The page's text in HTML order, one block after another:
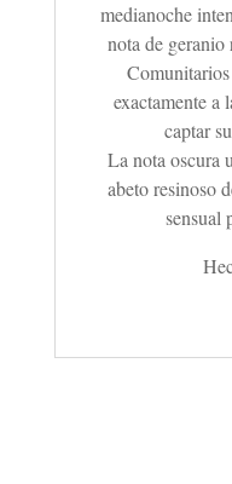
medianoche
nota de geranio
exactamente a
captar
La nota oscura
abeto resinoso
sensual